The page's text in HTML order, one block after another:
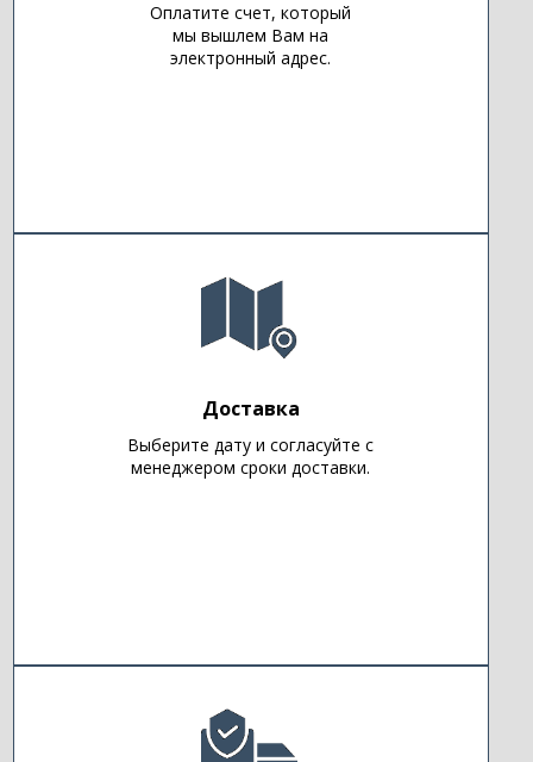
Оплатите счет, который
мы вышлем Вам на
электронный адрес.
Доставка
Выберите дату и согласуйте с
менеджером сроки доставки.